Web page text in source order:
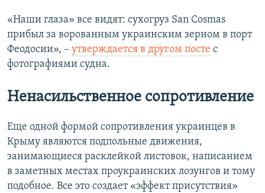
«Наши глаза» все видят: сухогруз San Cosmas
прибыл за ворованным украинским зерном в порт
Феодосии», – утверждается в другом посте с
фотографиями судна.
Ненасильственное сопротивление
Еще одной формой сопротивления украинцев в
Крыму являются подпольные движения,
занимающиеся расклейкой листовок, написанием
в заметных местах проукраинских лозунгов и тому
подобное. Все это создает «эффект присутствия»